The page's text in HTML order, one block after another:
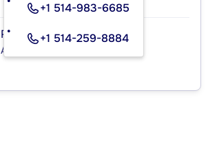
+1 514-983-6685
+1 514-259-8884
RE/MAX HARMONIE INC.
Agence immobilière